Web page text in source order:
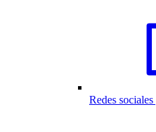
Redes